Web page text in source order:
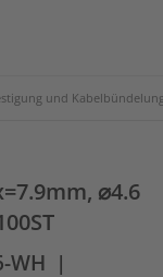
und
⌀4.6
WH |